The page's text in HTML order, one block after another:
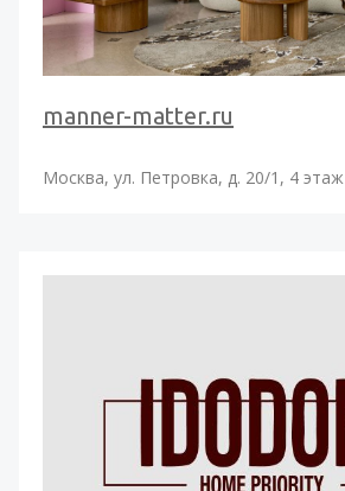
manner-matter.ru
Москва, ул. Петровка, д. 20/1, 4 этаж